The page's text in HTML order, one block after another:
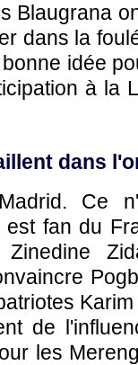
Blaugrana
dans la
idée
à la
dans
Ce
fan du
de
les